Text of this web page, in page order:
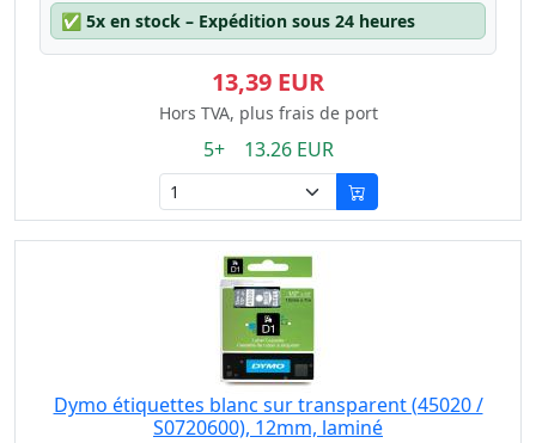
✅ 5x en stock – Expédition sous 24 heures
13,39 EUR
Hors TVA, plus frais de port
5+ 13.26 EUR
Dymo étiquettes blanc sur transparent (45020 /
S0720600), 12mm, laminé